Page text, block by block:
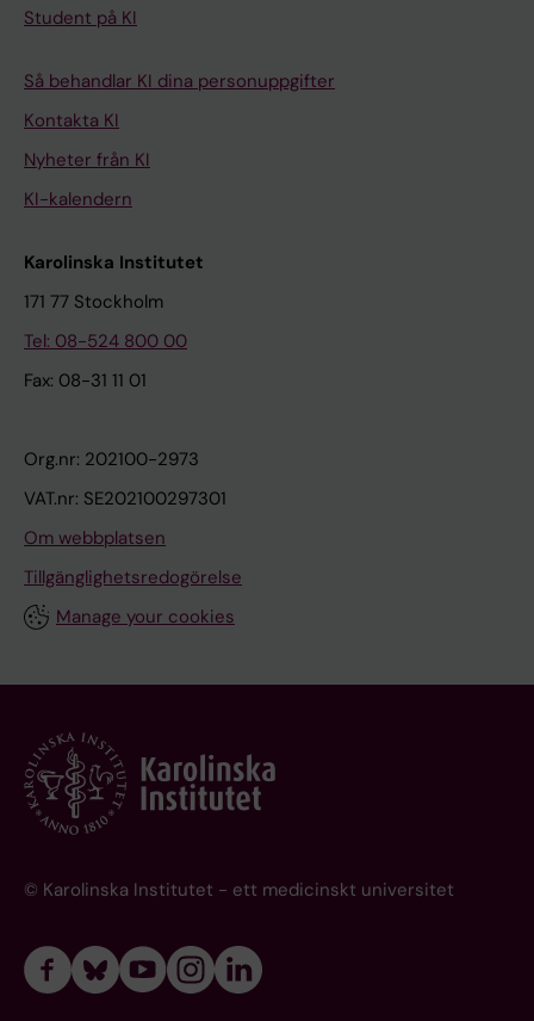
Student på KI
Så behandlar KI dina personuppgifter
Kontakta KI
Nyheter från KI
KI-kalendern
Karolinska Institutet
171 77 Stockholm
Tel: 08-524 800 00
Fax: 08-31 11 01
Org.nr: 202100-2973
VAT.nr: SE202100297301
Om webbplatsen
Tillgänglighetsredogörelse
Manage your cookies
© Karolinska Institutet - ett medicinskt universitet